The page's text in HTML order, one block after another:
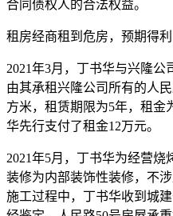
合同债权人的合法权益。
租房经商租到危房，预期得利
2021年3月，丁书华与兴隆
由其承租兴隆公司所有的人
方米，租赁期限为5年，租金
华先行支付了租金12万元。
2021年5月，丁书华为经营
装修为内部装饰性装修，不
施工过程中，丁书华收到城